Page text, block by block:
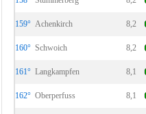
159° Achenkirch 8,2
160° Schwoich 8,2
161° Langkampfen 8,1
162° Oberperfuss 8,1